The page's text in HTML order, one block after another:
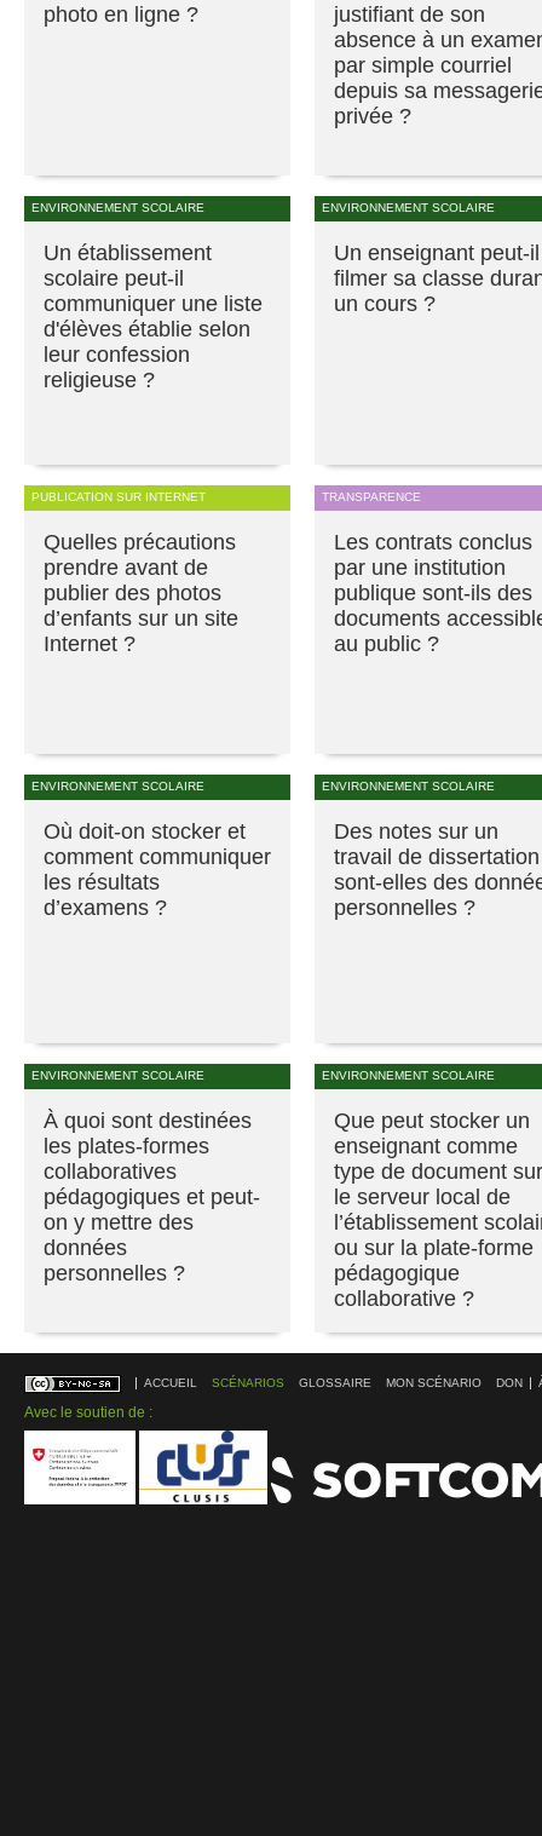
photo en ligne ?
justifiant de son
absence à un
par simple courriel
depuis sa
privée ?
ENVIRONNEMENT SCOLAIRE
Un établissement
scolaire peut-il
communiquer une liste
d'élèves établie selon
leur confession
religieuse ?
ENVIRONNEMENT SCOLAIRE
Un enseignant peut-il
filmer sa classe
un cours ?
PUBLICATION SUR INTERNET
Quelles précautions
prendre avant de
publier des photos
d’enfants sur un site
Internet ?
TRANSPARENCE
Les contrats conclus
par une institution
publique sont-ils des
documents
au public ?
ENVIRONNEMENT SCOLAIRE
Où doit-on stocker et
comment communiquer
les résultats
d’examens ?
ENVIRONNEMENT SCOLAIRE
Des notes sur un
travail de dissertation
sont-elles des
personnelles ?
ENVIRONNEMENT SCOLAIRE
À quoi sont destinées
les plates-formes
collaboratives
pédagogiques et peut-
on y mettre des
données
personnelles ?
ENVIRONNEMENT SCOLAIRE
Que peut stocker un
enseignant comme
type de document sur
le serveur local de
l’établissement
ou sur la plate-forme
pédagogique
collaborative ?
ACCUEIL SCÉNARIOS GLOSSAIRE MON SCÉNARIO DON
Avec le soutien de :